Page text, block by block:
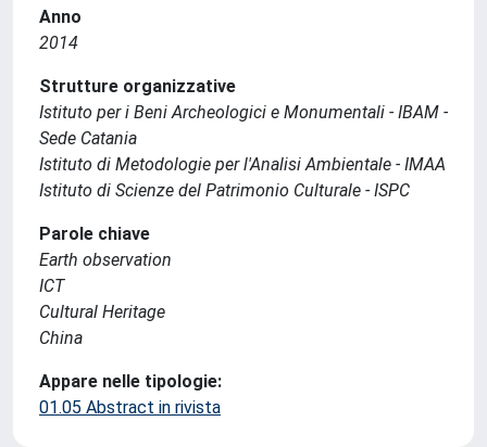
Anno
2014
Strutture organizzative
Istituto per i Beni Archeologici e Monumentali - IBAM -
Sede Catania
Istituto di Metodologie per l'Analisi Ambientale - IMAA
Istituto di Scienze del Patrimonio Culturale - ISPC
Parole chiave
Earth observation
ICT
Cultural Heritage
China
Appare nelle tipologie:
01.05 Abstract in rivista